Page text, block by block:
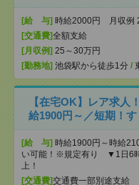
[給 与] 時給2000円 月収例
[交通費]全額支給
[月収例] 25～30万円
[勤務地] 池袋駅から徒歩1分 /
【在宅OK】レア求人
給1900円～／短期！
[給 与] 時給1900円～時給
い可能！※規定有り ▼1日6
上！
[交通費]交通費一部別途支給